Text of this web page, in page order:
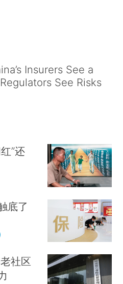
Insurers See a
See Risks
”还
底了
社区